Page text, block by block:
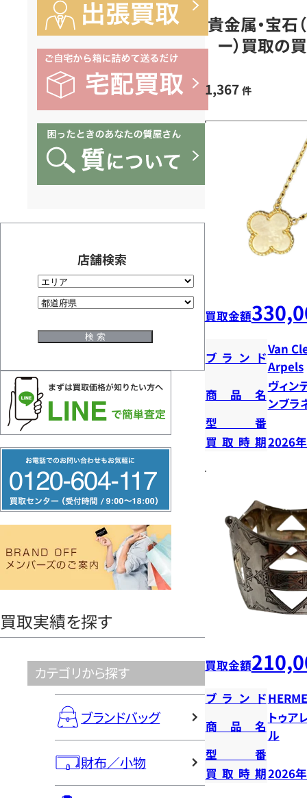
店舗検索
リ
ー
ヤ
買取実績を探す
カテゴリから探す
ブランドバッグ
財布／小物
貴金属・宝石
ー）買取の
1,367 件
買取金額
ブランド
Van
Arpels
商品名
ヴィン
ンブラ
型番
買取時期2026
買取金額
ブランド
商品名
トゥ
ル
型番
買取時期2026